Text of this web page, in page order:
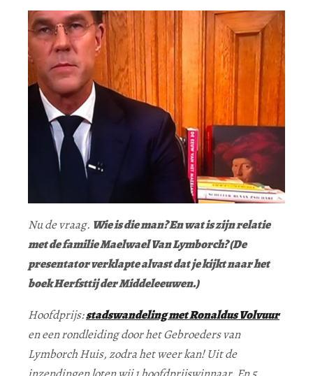
Nu de vraag. Wie is die man? En wat is zijn relatie
met de familie Maelwael Van Lymborch? (De
presentator verklapte alvast dat je kijkt naar het
boek Herfsttij der Middeleeuwen.)
Hoofdprijs:stadswandeling met Ronaldus Volvuur
en een rondleiding door het Gebroeders van
Lymborch Huis, zodra het weer kan! Uit de